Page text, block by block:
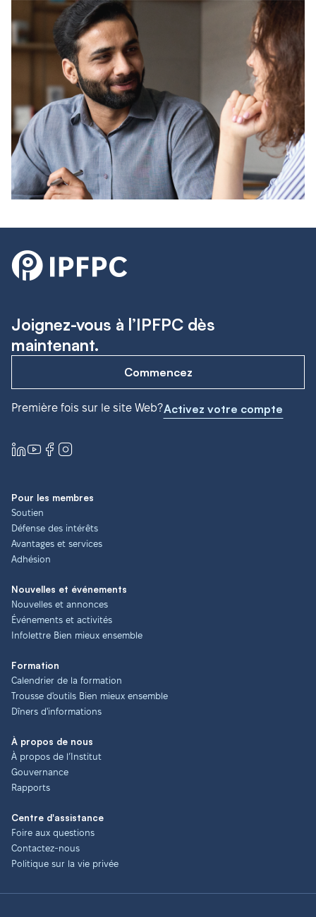
Joignez-vous à l’IPFPC dès
maintenant.
Commencez
Première fois sur le site Web?Activez votre compte
Pour les membres
Soutien
Défense des intérêts
Avantages et services
Adhésion
Nouvelles et événements
Nouvelles et annonces
Événements et activités
Infolettre Bien mieux ensemble
Formation
Calendrier de la formation
Trousse d'outils Bien mieux ensemble
Dîners d'informations
À propos de nous
À propos de l’Institut
Gouvernance
Rapports
Centre d'assistance
Foire aux questions
Contactez-nous
Politique sur la vie privée